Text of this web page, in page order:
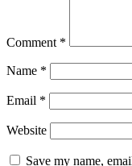
Comment *
Name *
Email *
Website
Save my name,